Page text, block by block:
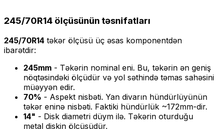
245/70R14 ölçüsünün təsnifatları
245/70R14 təkər ölçüsü üç əsas komponentdən
ibarətdir:
245mm - Təkərin nominal eni. Bu, təkərin ən geniş
nöqtəsindəki ölçüdür və yol səthində təmas sahəsini
müəyyən edir.
70% - Aspekt nisbəti. Yan divarın hündürlüyünün
təkər eninə nisbəti. Faktiki hündürlük ~172mm-dir.
14" - Disk diametri düym ilə. Təkərin oturduğu
metal diskin ölçüsüdür.